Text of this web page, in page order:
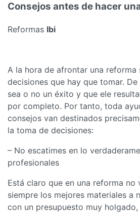
Consejos antes de hacer
Reformas Ibi
A la hora de afrontar una reforma
decisiones que hay que tomar.
sea o no un éxito y que ele
por completo. Por tanto, toda
consejos van destinados
la toma de decisiones:
– No escatimes en lo
profesionales
Está claro que en una reforma
siempre los mejores materiales a
con un presupuesto muy